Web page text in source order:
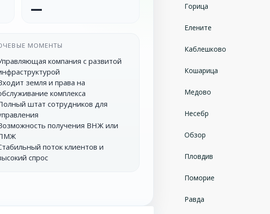
—
МОМЕНТЫ
компания с развитой
земля и права на
комплекса
штат сотрудников для
получения ВНЖ или
поток клиентов и
спрос
Горица
Елените
Каблешково
Кошарица
Медово
Несебр
Обзор
Пловдив
Поморие
Равда